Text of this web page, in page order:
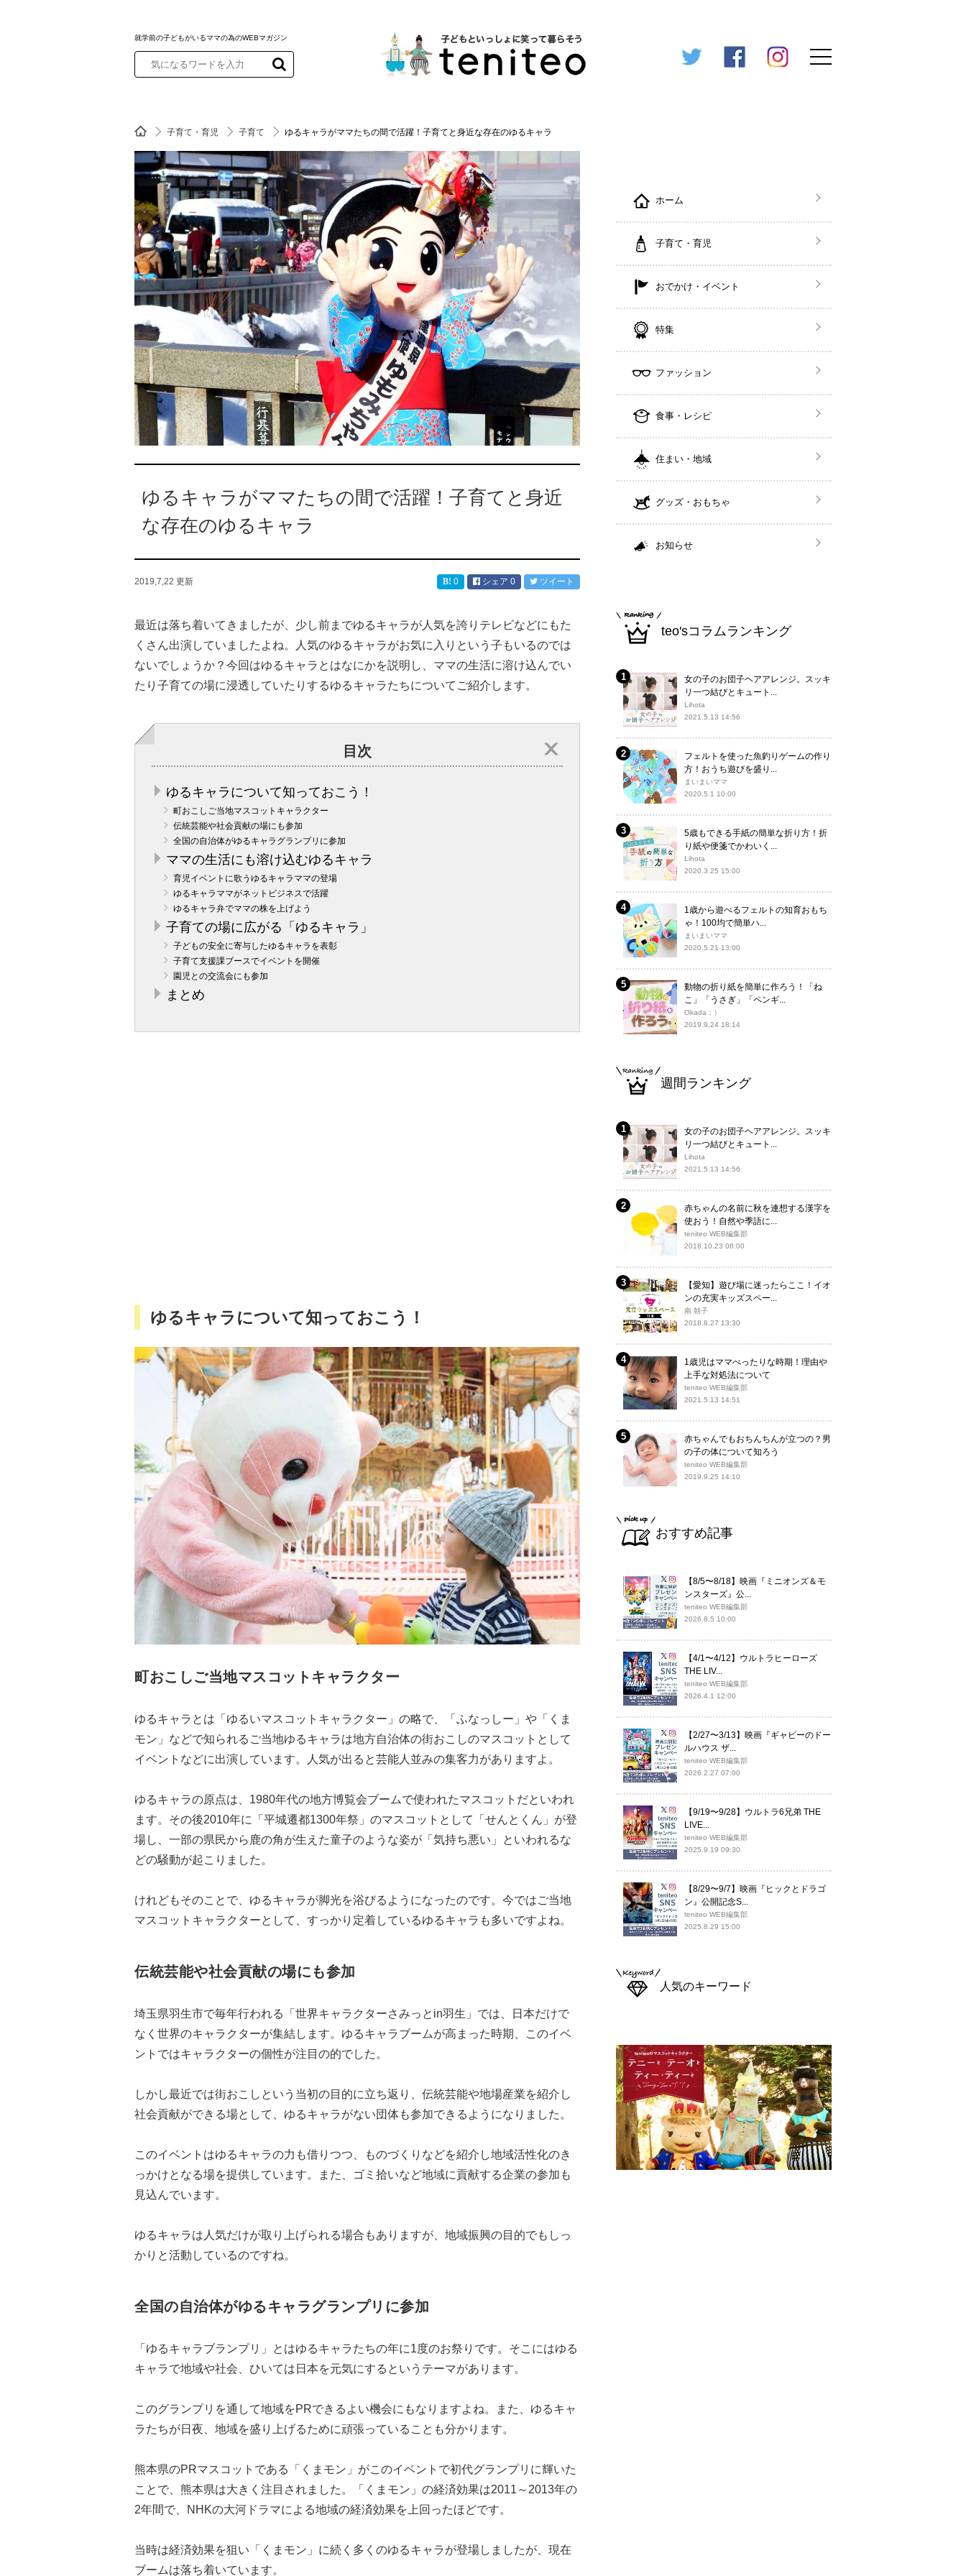
就学前の子どもがいるママの為のWEBマガジン
子育て・育児 子育て ゆるキャラがママたちの間で活躍！子育てと身近な存在のゆるキャラ
ゆるキャラがママたちの間で活躍！子育てと身近
な存在のゆるキャラ
2019,7,22 更新 0 シェア 0 ツイート
最近は落ち着いてきましたが、少し前までゆるキャラが人気を誇りテレビなどにもた
くさん出演していましたよね。人気のゆるキャラがお気に入りという子もいるのでは
ないでしょうか？今回はゆるキャラとはなにかを説明し、ママの生活に溶け込んでい
たり子育ての場に浸透していたりするゆるキャラたちについてご紹介します。
目次
ゆるキャラについて知っておこう！
町おこしご当地マスコットキャラクター
伝統芸能や社会貢献の場にも参加
全国の自治体がゆるキャラグランプリに参加
ママの生活にも溶け込むゆるキャラ
育児イベントに歌うゆるキャラママの登場
ゆるキャラママがネットビジネスで活躍
ゆるキャラ弁でママの株を上げよう
子育ての場に広がる「ゆるキャラ」
子どもの安全に寄与したゆるキャラを表彰
子育て支援課ブースでイベントを開催
園児との交流会にも参加
まとめ
ゆるキャラについて知っておこう！
町おこしご当地マスコットキャラクター
ゆるキャラとは「ゆるいマスコットキャラクター」の略で、「ふなっしー」や「くま
モン」などで知られるご当地ゆるキャラは地方自治体の街おこしのマスコットとして
イベントなどに出演しています。人気が出ると芸能人並みの集客力がありますよ。
ゆるキャラの原点は、1980年代の地方博覧会ブームで使われたマスコットだといわれ
ます。その後2010年に「平城遷都1300年祭」のマスコットとして「せんとくん」が登
場し、一部の県民から鹿の角が生えた童子のような姿が「気持ち悪い」といわれるな
どの騒動が起こりました。
けれどもそのことで、ゆるキャラが脚光を浴びるようになったのです。今ではご当地
マスコットキャラクターとして、すっかり定着しているゆるキャラも多いですよね。
伝統芸能や社会貢献の場にも参加
埼玉県羽生市で毎年行われる「世界キャラクターさみっとin羽生」では、日本だけで
なく世界のキャラクターが集結します。ゆるキャラブームが高まった時期、このイベ
ントではキャラクターの個性が注目の的でした。
しかし最近では街おこしという当初の目的に立ち返り、伝統芸能や地場産業を紹介し
社会貢献ができる場として、ゆるキャラがない団体も参加できるようになりました。
このイベントはゆるキャラの力も借りつつ、ものづくりなどを紹介し地域活性化のき
っかけとなる場を提供しています。また、ゴミ拾いなど地域に貢献する企業の参加も
見込んでいます。
ゆるキャラは人気だけが取り上げられる場合もありますが、地域振興の目的でもしっ
かりと活動しているのですね。
全国の自治体がゆるキャラグランプリに参加
「ゆるキャラブランプリ」とはゆるキャラたちの年に1度のお祭りです。そこにはゆる
キャラで地域や社会、ひいては日本を元気にするというテーマがあります。
このグランプリを通して地域をPRできるよい機会にもなりますよね。また、ゆるキャ
ラたちが日夜、地域を盛り上げるために頑張っていることも分かります。
熊本県のPRマスコットである「くまモン」がこのイベントで初代グランプリに輝いた
ことで、熊本県は大きく注目されました。「くまモン」の経済効果は2011～2013年の
2年間で、NHKの大河ドラマによる地域の経済効果を上回ったほどです。
当時は経済効果を狙い「くまモン」に続く多くのゆるキャラが登場しましたが、現在
ブームは落ち着いています。
ホーム
子育て・育児
おでかけ・イベント
特集
ファッション
食事・レシピ
住まい・地域
グッズ・おもちゃ
お知らせ
teo'sコラムランキング
女の子のお団子ヘアアレンジ。スッキ
リ一つ結びとキュート...
Lihota
2021.5.13 14:56
フェルトを使った魚釣りゲームの作り
方！おうち遊びを盛り...
まいまいママ
2020.5.1 10:00
5歳もできる手紙の簡単な折り方！折
り紙や便箋でかわいく...
Lihota
2020.3.25 15:00
1歳から遊べるフェルトの知育おもち
ゃ！100均で簡単ハ...
まいまいママ
2020.5.21 13:00
動物の折り紙を簡単に作ろう！「ね
こ」「うさぎ」「ペンギ...
Okada：）
2019.9.24 18:14
週間ランキング
女の子のお団子ヘアアレンジ。スッキ
リ一つ結びとキュート...
Lihota
2021.5.13 14:56
赤ちゃんの名前に秋を連想する漢字を
使おう！自然や季語に...
teniteo WEB編集部
2018.10.23 08:00
【愛知】遊び場に迷ったらここ！イオ
ンの充実キッズスペー...
南 朝子
2018.8.27 13:30
1歳児はママべったりな時期！理由や
上手な対処法について
teniteo WEB編集部
2021.5.13 14:51
赤ちゃんでもおちんちんが立つの？男
の子の体について知ろう
teniteo WEB編集部
2019.9.25 14:10
おすすめ記事
【8/5〜8/18】映画『ミニオンズ＆モ
ンスターズ』公...
teniteo WEB編集部
2026.8.5 10:00
【4/1〜4/12】ウルトラヒーローズ
THE LIV...
teniteo WEB編集部
2026.4.1 12:00
【2/27〜3/13】映画『ギャビーのドー
ルハウス ザ...
teniteo WEB編集部
2026.2.27 07:00
【9/19〜9/28】ウルトラ6兄弟 THE
LIVE...
teniteo WEB編集部
2025.9.19 09:30
【8/29〜9/7】映画『ヒックとドラゴ
ン』公開記念S...
teniteo WEB編集部
2025.8.29 15:00
人気のキーワード